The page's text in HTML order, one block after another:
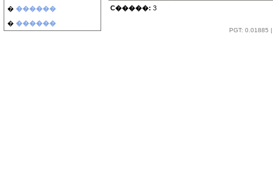
� ������
� ������
C�����: 3
PGT: